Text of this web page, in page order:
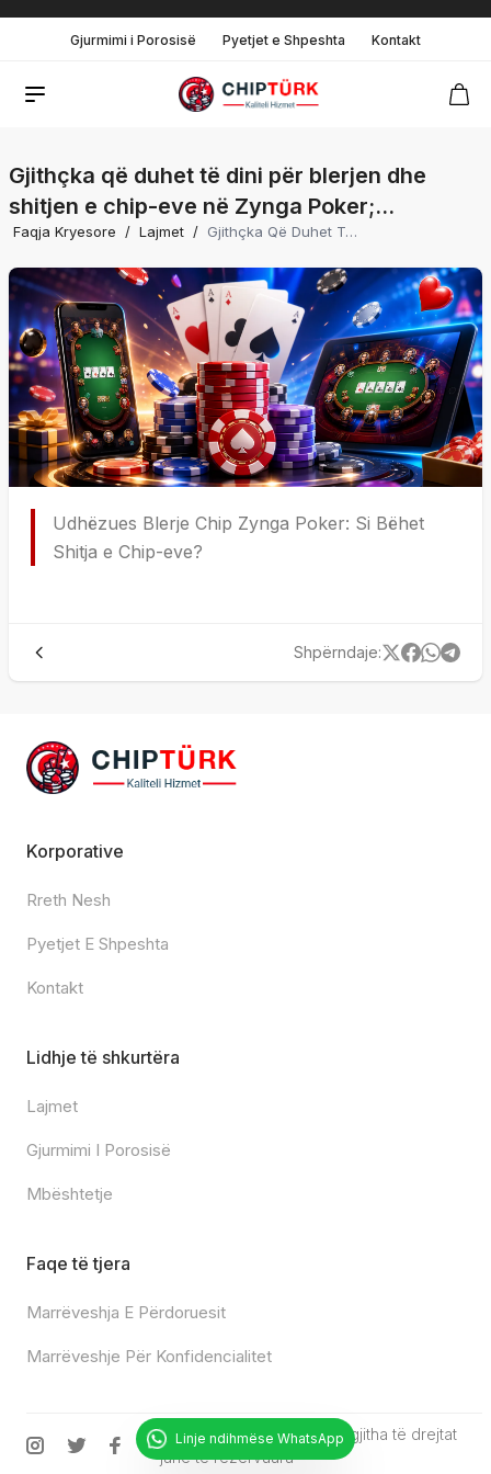
Gjurmimi i Porosisë Pyetjet e Shpeshta Kontakt
Gjithçka që duhet të dini për blerjen dhe
shitjen e chip-eve në Zynga Poker;
udhëzuesi për të luajtur në Facebook,
Google Play dhe App Store është këtu.
Faqja Kryesore / Lajmet / Gjithçka Që Duhet Të Dini Për Blerjen Dhe Shitjen E Chip-Eve Në Zynga Poker; Udhëzuesi Për Të Luajtur Në Facebook, Google Play Dhe App Store Është Këtu.
Udhëzues Blerje Chip Zynga Poker: Si Bëhet
Shitja e Chip-eve?
Shpërndaje:
Korporative
Rreth Nesh
Pyetjet E Shpeshta
Kontakt
Lidhje të shkurtëra
Lajmet
Gjurmimi I Porosisë
Mbështetje
Faqe të tjera
Marrëveshja E Përdoruesit
Marrëveshje Për Konfidencialitet
© 2025 Chipturk.net •Të gjitha të drejtat
janë të rezervuara
Linje ndihmëse WhatsApp